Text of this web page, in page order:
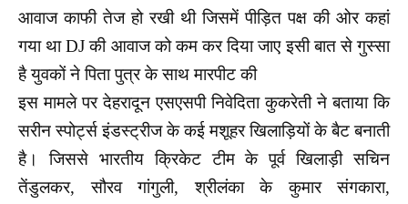
आवाज काफी तेज हो रखी थी जिसमें पीड़ित पक्ष की ओर कहां
गया था DJ की आवाज को कम कर दिया जाए इसी बात से गुस्सा
है युवकों ने पिता पुत्र के साथ मारपीट की
इस मामले पर देहरादून एसएसपी निवेदिता कुकरेती ने बताया कि
सरीन स्पोर्ट्स इंडस्ट्रीज के कई मशूहर खिलाड़ियों के बैट बनाती
है। जिससे भारतीय क्रिकेट टीम के पूर्व खिलाड़ी सचिन
तेंडुलकर, सौरव गांगुली, श्रीलंका के कुमार संगकारा,